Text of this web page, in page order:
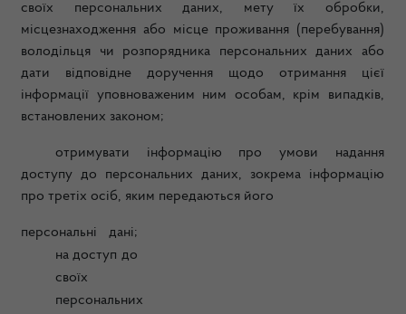
своїх персональних даних, мету їх обробки,
місцезнаходження або місце проживання (перебування)
володільця чи розпорядника персональних даних або
дати відповідне доручення щодо отримання цієї
інформації уповноваженим ним особам, крім випадків,
встановлених законом;
отримувати інформацію про умови надання
доступу до персональних даних, зокрема інформацію
про третіх осіб, яким передаються його
персональні дані;
на доступ до
своїх
персональних